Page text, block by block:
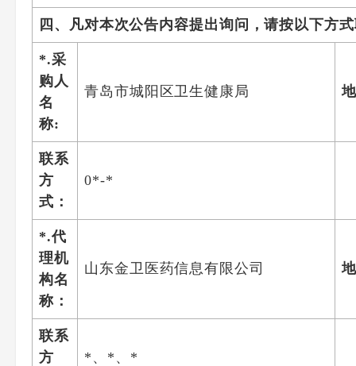
四、凡对本次公告内容提出询问，请按以下方
*.采
购人
名
称:
青岛市城阳区卫生健康局
联系
方
式：
0*-*
*.代
理机
构名
称：
山东金卫医药信息有限公司
联系
方
*、*、*